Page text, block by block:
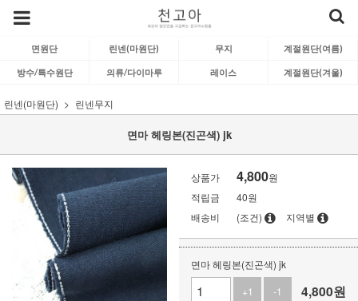
면원단 린넨(마원단) 무지 계절원단(여름)
방수/특수원단 의류/다이마루 레이스 계절원단(겨울)
린넨(마원단) 린넨무지
면마 헤링본(진곤색) jk
상품가 4,800원
적립금
40원
배송비
(조건) 지역별
면마 헤링본(진곤색) jk
+1
-1 4,800원